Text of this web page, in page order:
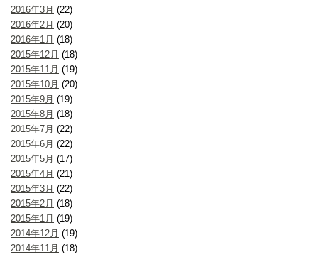
2016年3月 (22)
2016年2月 (20)
2016年1月 (18)
2015年12月 (18)
2015年11月 (19)
2015年10月 (20)
2015年9月 (19)
2015年8月 (18)
2015年7月 (22)
2015年6月 (22)
2015年5月 (17)
2015年4月 (21)
2015年3月 (22)
2015年2月 (18)
2015年1月 (19)
2014年12月 (19)
2014年11月 (18)